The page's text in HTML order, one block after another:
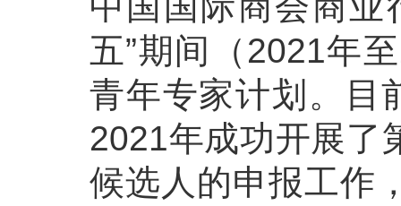
五”期间（2021年
青年专家计划。目
2021年成功开展了
候选人的申报工作